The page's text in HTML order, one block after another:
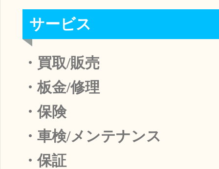
サービス
・買取/販売
・板金/修理
・保険
・車検/メンテナンス
・保証